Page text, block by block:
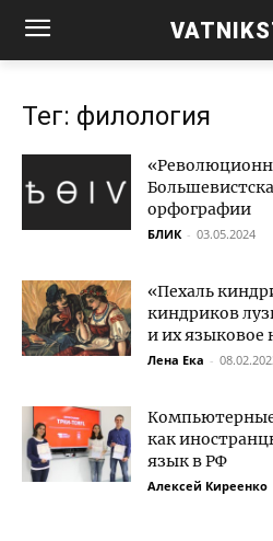
Тег: филология
орфографии
БЛИК - 03.05.2024
«Пехаль
киндриков
и их языковое
Лена Ека -
как
язык в РФ
Алексей Киреенко